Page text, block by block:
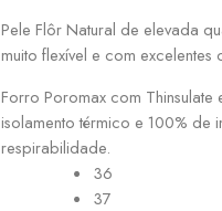
Pele Flôr Natural de elevada
muito flexível e com
Forro Poromax com
isolamento térmico e 100% de
respirabilidade.
36
37